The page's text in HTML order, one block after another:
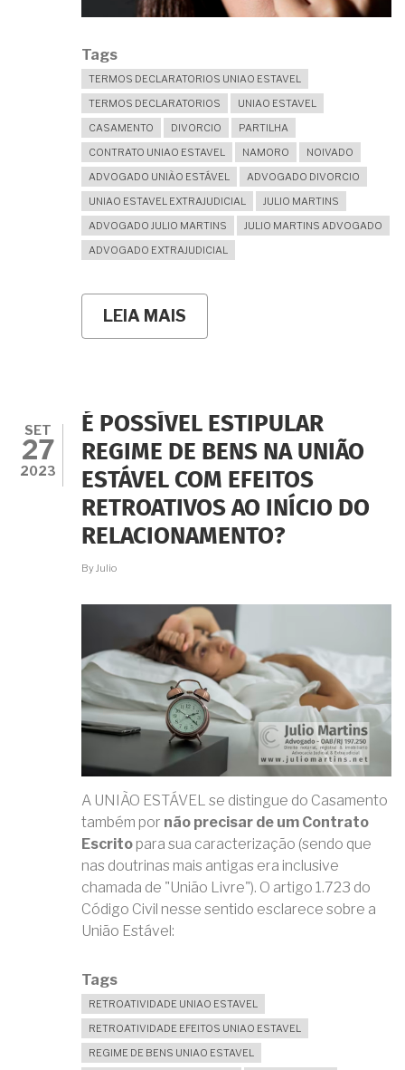
Tags
TERMOS DECLARATORIOS UNIAO ESTAVEL
TERMOS DECLARATORIOS
UNIAO ESTAVEL
CASAMENTO
DIVORCIO
PARTILHA
CONTRATO UNIAO ESTAVEL
NAMORO
NOIVADO
ADVOGADO UNIÃO ESTÁVEL
ADVOGADO DIVORCIO
UNIAO ESTAVEL EXTRAJUDICIAL
JULIO MARTINS
ADVOGADO JULIO MARTINS
JULIO MARTINS ADVOGADO
ADVOGADO EXTRAJUDICIAL
LEIA MAIS
MEU
VIVOS,
MAS
DEIXOU
IRMÃOS.
TENHO
DIREITO
À
HERANÇA
MESMO
NOS
CASADO?
SET
27
2023
É POSSÍVEL ESTIPULAR
REGIME DE BENS NA UNIÃO
ESTÁVEL COM EFEITOS
RETROATIVOS AO INÍCIO DO
RELACIONAMENTO?
ByJulio
A UNIÃO ESTÁVEL se distingue do Casamento
também por não precisar de um Contrato
Escrito para sua caracterização (sendo que
nas doutrinas mais antigas era inclusive
chamada de "União Livre"). O artigo 1.723 do
Código Civil nesse sentido esclarece sobre a
União Estável:
Tags
RETROATIVIDADE UNIAO ESTAVEL
RETROATIVIDADE EFEITOS UNIAO ESTAVEL
REGIME DE BENS UNIAO ESTAVEL